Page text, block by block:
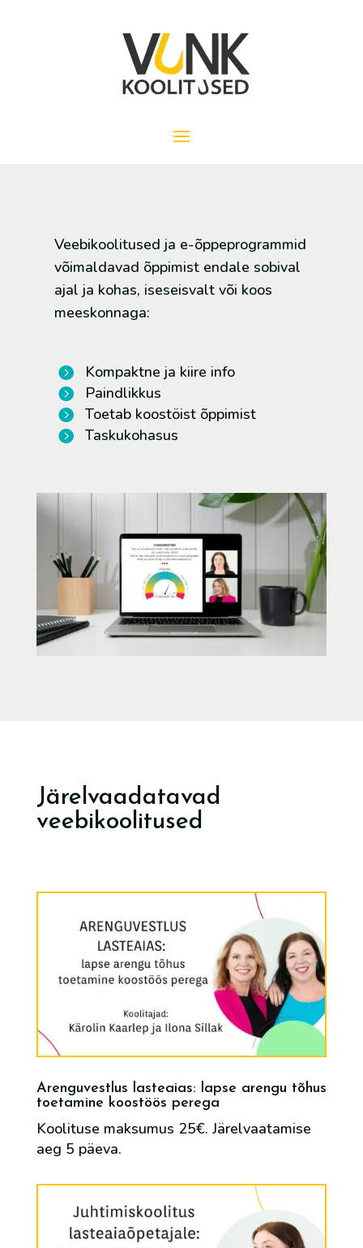
Veebikoolitused ja e-õppeprogrammid
võimaldavad õppimist endale sobival
ajal ja kohas, iseseisvalt või koos
meeskonnaga:
Kompaktne ja kiire info
Paindlikkus
Toetab koostöist õppimist
Taskukohasus
Järelvaadatavad
veebikoolitused
Arenguvestlus lasteaias: lapse arengu tõhus
toetamine koostöös perega
Koolituse maksumus 25€. Järelvaatamise
aeg 5 päeva.